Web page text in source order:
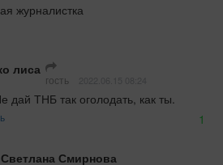
журналистка
лиса
гость
дай ТНБ так оголодать, как ты.
1
Светлана Смирнова